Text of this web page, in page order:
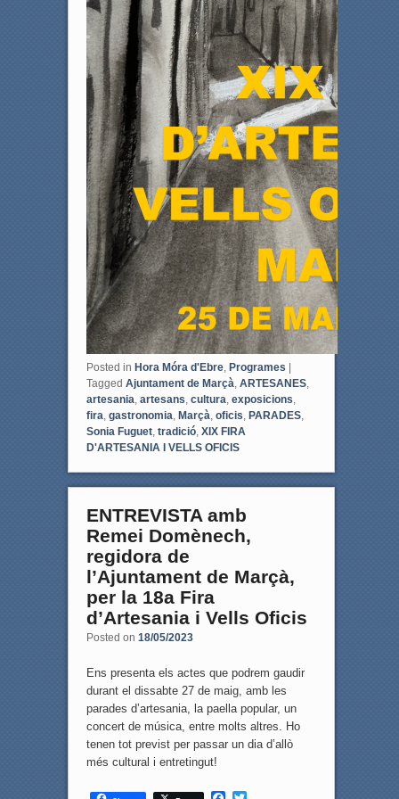
Posted in Hora Móra d'Ebre, Programes |
Tagged Ajuntament de Marçà ARTESANES,
artesania artesans cultura exposicions
fira gastronomia Marçà oficis PARADES,
Sonia Fuguet, tradició, XIX FIRA
D'ARTESANIA I VELLS OFICIS
ENTREVISTA amb
Remei Domènech,
regidora de
l’Ajuntament de Marçà,
per la 18a Fira
d’Artesania i Vells Oficis
Posted on 18/05/2023
Ens presenta els actes que podrem gaudir
durant el dissabte 27 de maig, amb les
parades d’artesania, la paella popular, un
concert de música, entre molts altres. Ho
tenen tot previst per passar un dia d’allò
més cultural i entretingut!